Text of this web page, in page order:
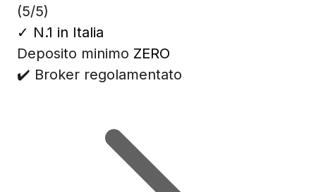
(5/5)
✓ N.1 in Italia
Deposito minimo ZERO
✔️ Broker regolamentato